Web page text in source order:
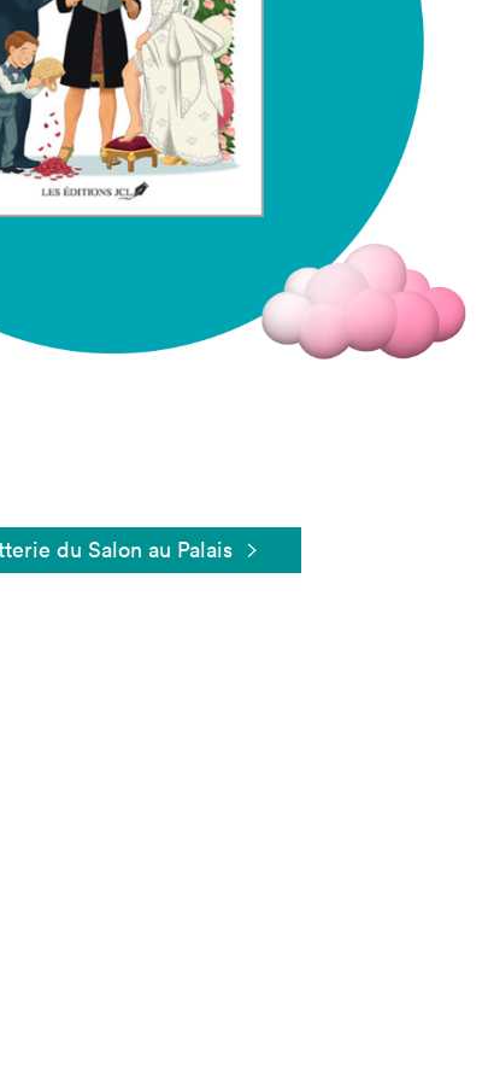
du Salon au Palais